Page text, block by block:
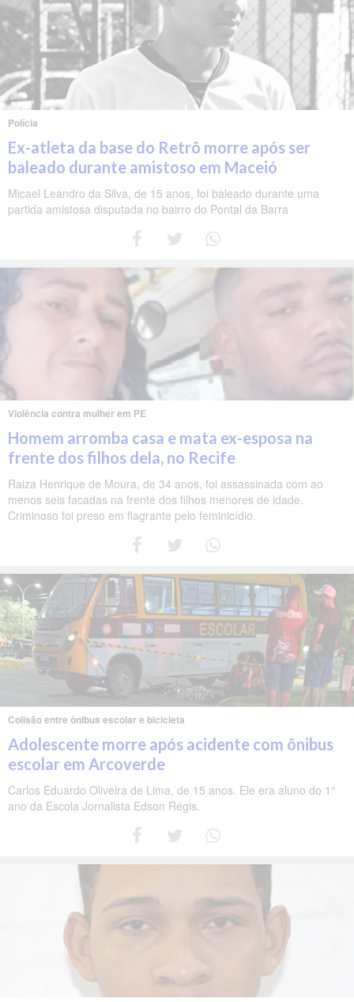
Polícia
Ex-atleta da base do Retrô morre após ser
baleado durante amistoso em Maceió
Micael Leandro da Silva, de 15 anos, foi baleado durante uma
partida amistosa disputada no bairro do Pontal da Barra
Violência contra mulher em PE
Homem arromba casa e mata ex-esposa na
frente dos filhos dela, no Recife
Raiza Henrique de Moura, de 34 anos, foi assassinada com ao
menos seis facadas na frente dos filhos menores de idade.
Criminoso foi preso em flagrante pelo feminicídio.
Colisão entre ônibus escolar e bicicleta
Adolescente morre após acidente com ônibus
escolar em Arcoverde
Carlos Eduardo Oliveira de Lima, de 15 anos. Ele era aluno do 1°
ano da Escola Jornalista Edson Régis.